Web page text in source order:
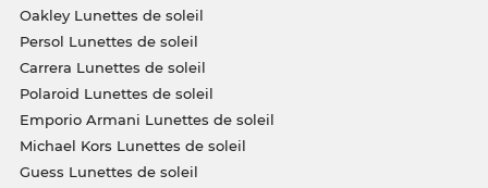
Oakley Lunettes de soleil
Persol Lunettes de soleil
Carrera Lunettes de soleil
Polaroid Lunettes de soleil
Emporio Armani Lunettes de soleil
Michael Kors Lunettes de soleil
Guess Lunettes de soleil